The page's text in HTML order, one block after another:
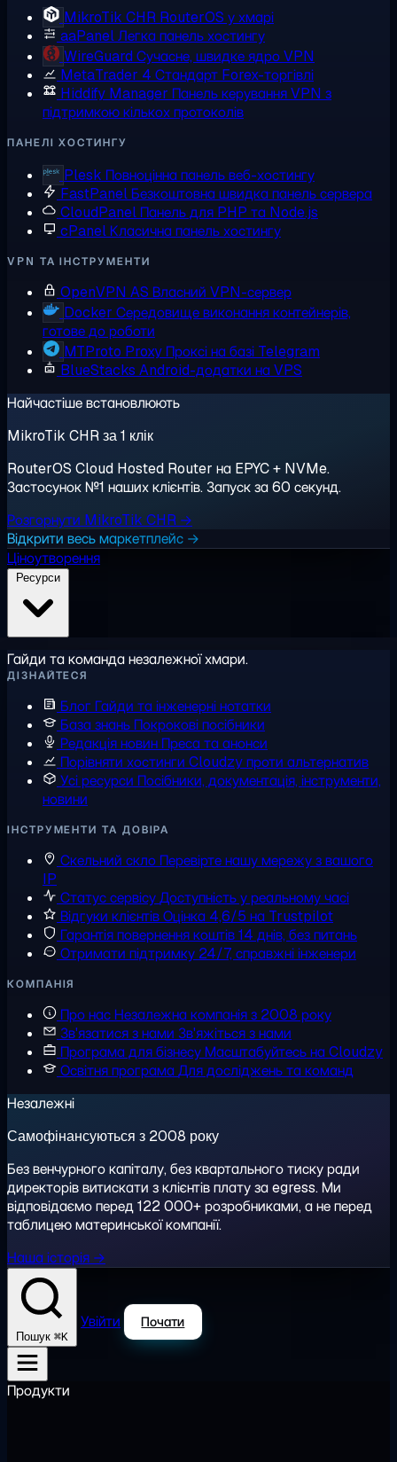
MikroTik CHR RouterOS у хмарі
aaPanelЛегка панель хостингу
WireGuard Сучасне, швидке ядро VPN
MetaTrader 4 Стандарт Forex-торгівлі
Hiddify Manager Панель керування VPN з
підтримкою кількох протоколів
ПАНЕЛІ ХОСТИНГУ
Plesk Повноцінна панель веб-хостингу
FastPanelБезкоштовна швидка панель сервера
CloudPanel Панель для PHP та Node.js
cPanelКласична панель хостингу
VPN ТА ІНСТРУМЕНТИ
OpenVPN AS Власний VPN-сервер
Docker Середовище виконання контейнерів,
готове до роботи
MTProto Proxy Проксі на базі Telegram
BlueStacks Android-додатки на VPS
Найчастіше встановлюють
MikroTik CHR за 1 клік
RouterOS Cloud Hosted Router на EPYC + NVMe.
Застосунок №1 наших клієнтів. Запуск за 60 секунд.
Розгорнути MikroTik CHR →
Відкрити весь маркетплейс →
Ціноутворення
Гайди та команда незалежної хмари.
ДІЗНАЙТЕСЯ
Блог Гайди та інженерні нотатки
База знань Покрокові посібники
Редакція новин Преса та анонси
Порівняти хостинги Cloudzy проти альтернатив
Усі ресурси Посібники, документація, інструменти,
новини
ІНСТРУМЕНТИ ТА ДОВІРА
Скельний скло Перевірте нашу мережу з вашого
IP
Статус сервісуДоступність у реальному часі
Відгуки клієнтівОцінка 4,6/5 на Trustpilot
Гарантія повернення коштів14 днів, без питань
Отримати підтримку 24/7, справжні інженери
КОМПАНІЯ
Про насНезалежна компанія з 2008 року
Зв'язатися з нами Зв'яжіться з нами
Програма для бізнесуМасштабуйтесь на Cloudzy
Освітня програмаДля досліджень та команд
Незалежні
Самофінансуються з 2008 року
Без венчурного капіталу, без квартального тиску ради
директорів витискати з клієнтів плату за egress. Ми
відповідаємо перед 122 000+ розробниками, а не перед
таблицею материнської компанії.
Наша історія →
Пошук ⌘K
Увійти Почати
Продукти